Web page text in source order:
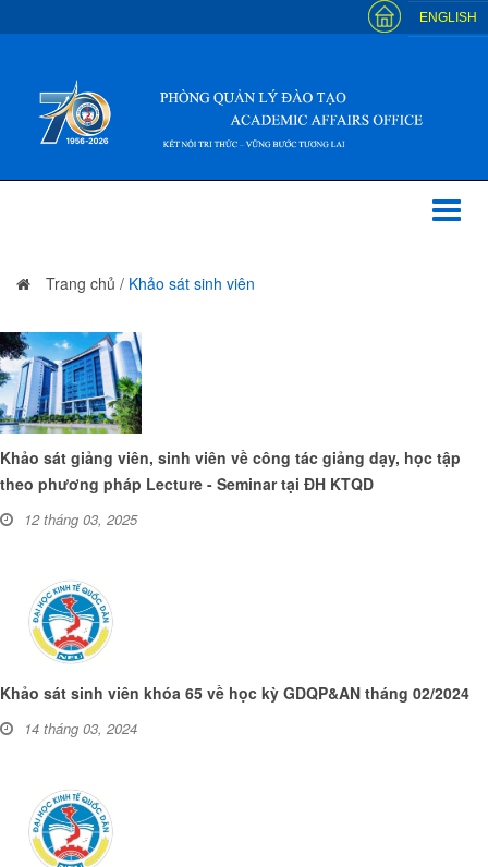
ENGLISH
Trang chủ / Khảo sát sinh viên
Khảo sát giảng viên, sinh viên về công tác giảng dạy, học tập
theo phương pháp Lecture - Seminar tại ĐH KTQD
12 tháng 03, 2025
Khảo sát sinh viên khóa 65 về học kỳ GDQP&AN tháng 02/2024
14 tháng 03, 2024